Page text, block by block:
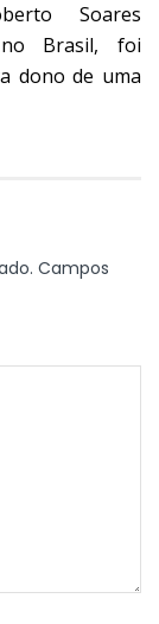
Soares
Brasil, foi
dono de uma
Campos